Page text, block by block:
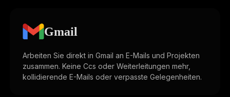
Gmail
Arbeiten Sie direkt in Gmail an E-Mails und Projekten
zusammen. Keine Ccs oder Weiterleitungen mehr,
kollidierende E-Mails oder verpasste Gelegenheiten.